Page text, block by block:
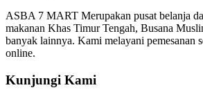
ASBA 7 MART Merupakan pusat belanja
makanan Khas Timur Tengah, Busana
banyak lainnya. Kami melayani pemesanan
online.
Kunjungi Kami